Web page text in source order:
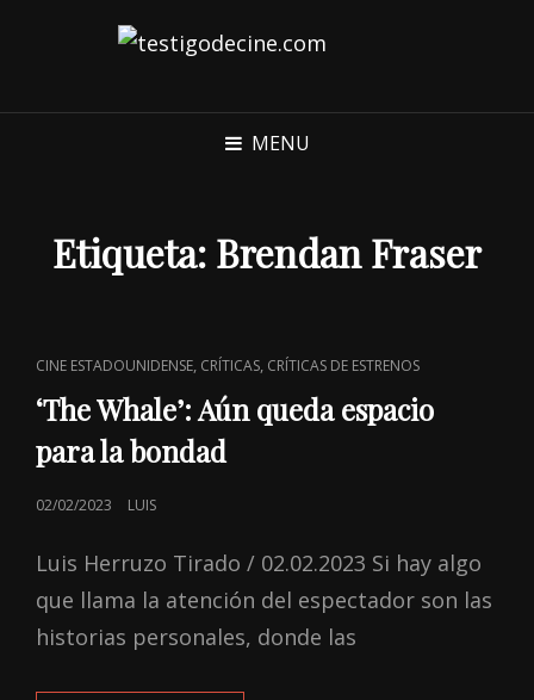
MENU
Etiqueta: Brendan Fraser
CAT
LINKS
CINE ESTADOUNIDENSE, CRÍTICAS, CRÍTICAS DE ESTRENOS
‘The Whale’: Aún queda espacio
para la bondad
POSTED
02/02/2023 LUIS
Luis Herruzo Tirado / 02.02.2023 Si hay algo
que llama la atención del espectador son las
historias personales, donde las